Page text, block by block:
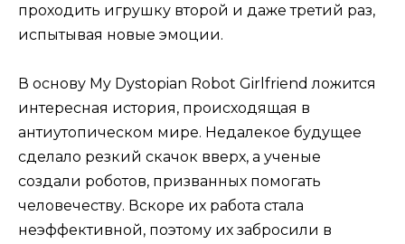
проходить игрушку второй и даже третий раз,
испытывая новые эмоции.
В основу My Dystopian Robot Girlfriend ложится
интересная история, происходящая в
антиутопическом мире. Недалекое будущее
сделало резкий скачок вверх, а ученые
создали роботов, призванных помогать
человечеству. Вскоре их работа стала
неэффективной, поэтому их забросили в